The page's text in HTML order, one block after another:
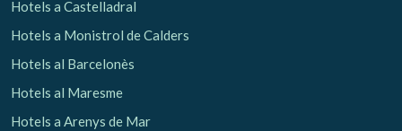
Gestionar la meva reserva
Hotels a Castelladral
Hotels a Monistrol de Calders
Hotels al Barcelonès
Hotels al Maresme
Hotels a Arenys de Mar